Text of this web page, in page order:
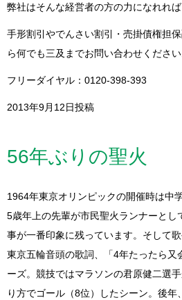
弊社はそんな経営者の方の力になれれば
手形割引やでんさい割引・売掛債権担
ら何でも三及までお問い合わせください
フリーダイヤル：0120-398-393
2013年9月12日投稿
56年ぶりの聖火
1964年東京オリンピックの開催時は中
5歳年上の先輩が市民聖火ランナーとし
事が一番印象に残っています。そして
東京五輪音頭の歌詞、「4年たったら又
ーズ。競技ではマラソンの君原健二選
り方でゴール（8位）したシーン。後